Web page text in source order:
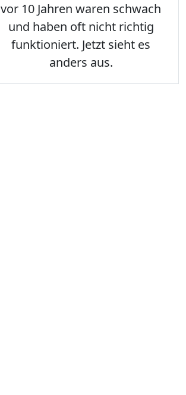
vor 10 Jahren waren schwach
und haben oft nicht richtig
funktioniert. Jetzt sieht es
anders aus.